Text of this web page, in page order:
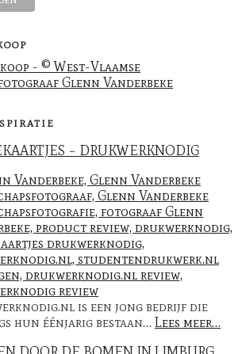
– DRUKWERKNODIG
is een jong bedrijf die
hun éénjarig bestaan… Lees meer…